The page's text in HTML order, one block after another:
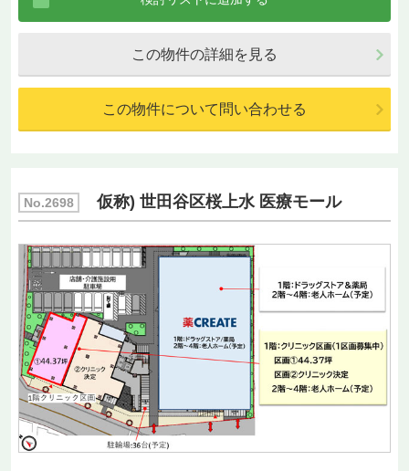
この物件の詳細を見る
この物件について問い合わせる
No.2698 仮称) 世田谷区桜上水 医療モール